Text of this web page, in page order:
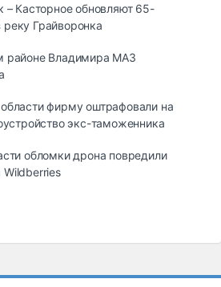
– Касторное обновляют 65-
Грайворонка
районе Владимира МАЗ
фирму оштрафовали на
экс-таможенника
обломки дрона повредили
Wildberries